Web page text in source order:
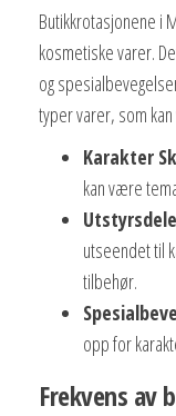
Butikkrotasjonene i
kosmetiske varer.
og
typer varer, som
Karakter
kan være
utseendet til
tilbehør.
opp for
Frekvens av